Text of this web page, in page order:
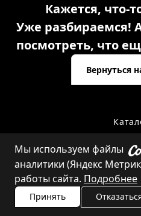
Кажется, что-
Уже разбираемся!
посмотреть, что
Вернуться
Мы используем файлы
аналитики (Яндекс
работы сайта. Подробнее
Принять